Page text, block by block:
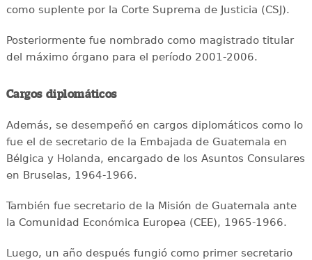
como suplente por la Corte Suprema de Justicia (CSJ).
Posteriormente fue nombrado como magistrado titular
del máximo órgano para el período 2001-2006.
Cargos diplomáticos
Además, se desempeñó en cargos diplomáticos como lo
fue el de secretario de la Embajada de Guatemala en
Bélgica y Holanda, encargado de los Asuntos Consulares
en Bruselas, 1964-1966.
También fue secretario de la Misión de Guatemala ante
la Comunidad Económica Europea (CEE), 1965-1966.
Luego, un año después fungió como primer secretario